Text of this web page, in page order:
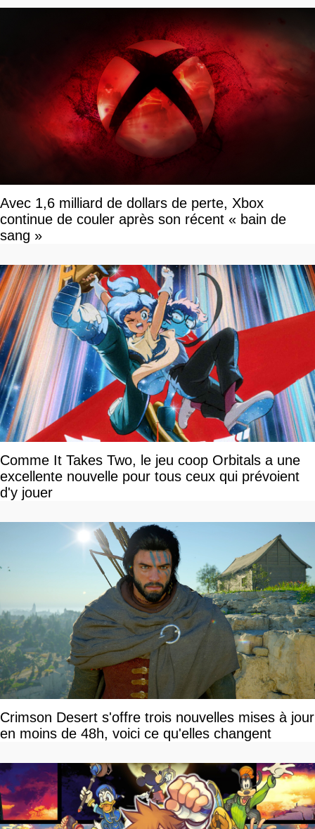
Avec 1,6 milliard de dollars de perte, Xbox
continue de couler après son récent « bain de
sang »
Comme It Takes Two, le jeu coop Orbitals a une
excellente nouvelle pour tous ceux qui prévoient
d'y jouer
Crimson Desert s'offre trois nouvelles mises à jour
en moins de 48h, voici ce qu'elles changent